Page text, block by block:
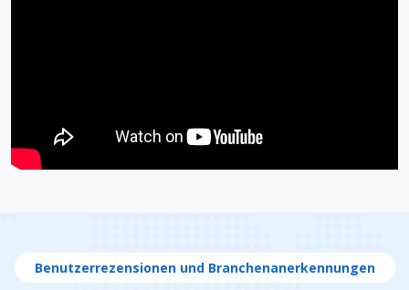
Benutzerrezensionen und Branchenanerkennungen